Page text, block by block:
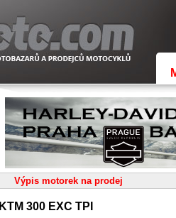
Výpis motorek na prodej
KTM 300 EXC TPI